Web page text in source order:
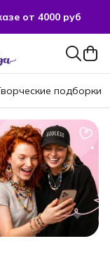
от 4000 руб
подборки